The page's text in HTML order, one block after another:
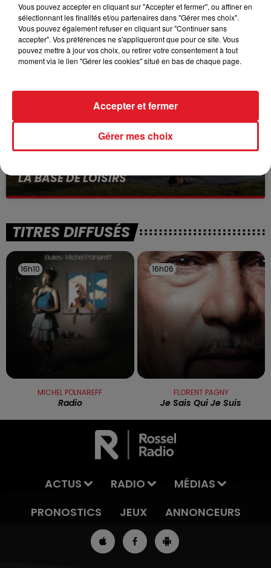
BÉTHUNE: ENQUÊTE POUR HOMICIDE
VOLONTAIRE EN COURS, APRÈS LA...
Selon les premiers éléments, le logement servait
à des prostituées
13 juillet 2026
LA BASE DE LOISIRS
La victime a coulé à pic
TITRES DIFFUSÉS
16h10
16h10
MICHEL POLNAREFF
Radio
16h06
16h06
FLORENT PAGNY
Je Sais Qui Je Suis
ACTUS RADIO
MÉDIAS
PRONOSTICS
JEUX ANNONCEURS
Vous pouvez accepter en cliquant sur "Accepter et fermer", ou affiner en
sélectionnant les finalités et/ou partenaires dans "Gérer mes choix".
Vous pouvez également refuser en cliquant sur "Continuer sans
accepter". Vos préférences ne s'appliqueront que pour ce site. Vous
pouvez mettre à jour vos choix, ou retirer votre consentement à tout
moment via le lien "Gérer les cookies" situé en bas de chaque page.
Gérer mes choix
Accepter et fermer